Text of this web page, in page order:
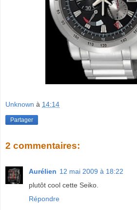
Unknown à 14:14
Partager
2 commentaires:
Aurélien 12 mai 2009 à 18:22
plutôt cool cette Seiko.
Répondre